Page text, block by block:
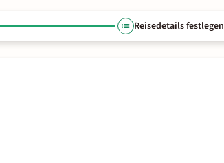
Reisedetails festlegen